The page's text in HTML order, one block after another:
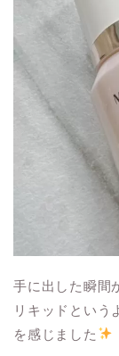
手に出した瞬間
リキッドという
を感じました